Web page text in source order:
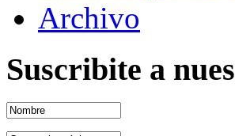
Archivo
Suscribite a